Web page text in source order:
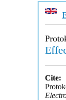
Cite: